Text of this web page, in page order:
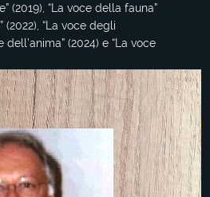
(2019), “La voce della fauna”
(2022), “La voce degli
dell’anima” (2024) e “La voce